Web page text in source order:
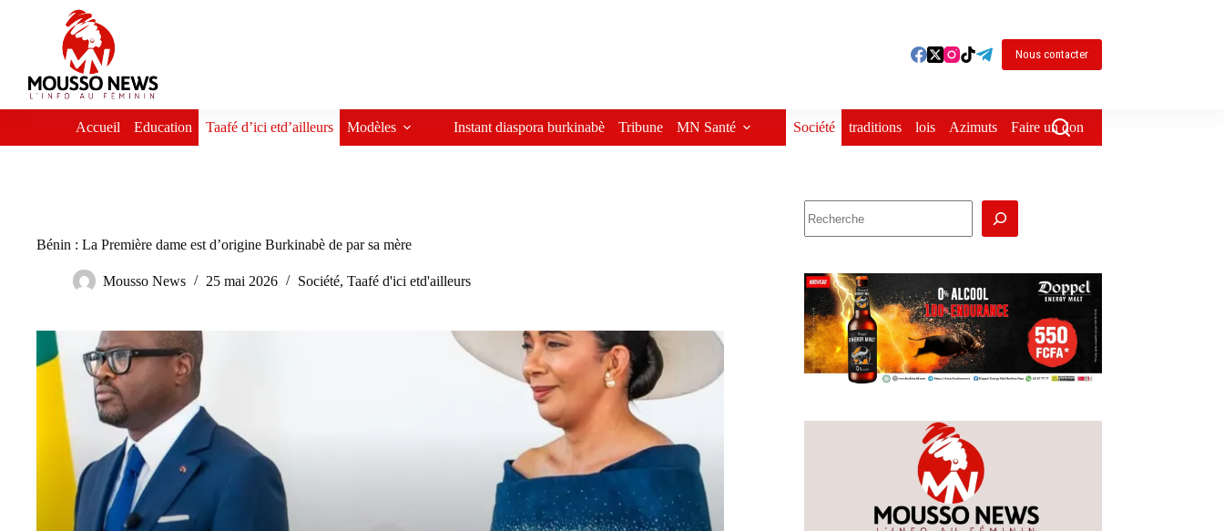
Nous contacter
Accueil Education Taafé d’ici etd’ailleurs Modèles Instant diaspora burkinabè Tribune MN Santé Société traditions lois Azimuts Faire un don
Bénin : La Première dame est d’origine Burkinabè de par sa mère
Mousso News 25 mai 2026 Société, Taafé d'ici etd'ailleurs